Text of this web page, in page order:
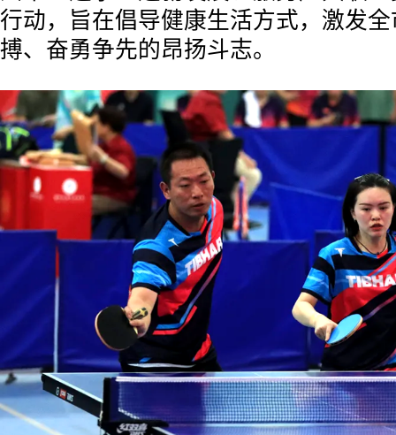
行动，旨在倡导健康生活方式，激发
搏、奋勇争先的昂扬斗志。